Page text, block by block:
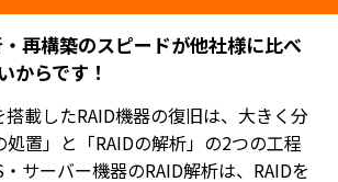
再構築のスピードが他社様に比べ
からです！
載したRAID機器の復旧は、大きく分
処置」と「RAIDの解析」の2つの工程
サーバー機器のRAID解析は、RAIDを